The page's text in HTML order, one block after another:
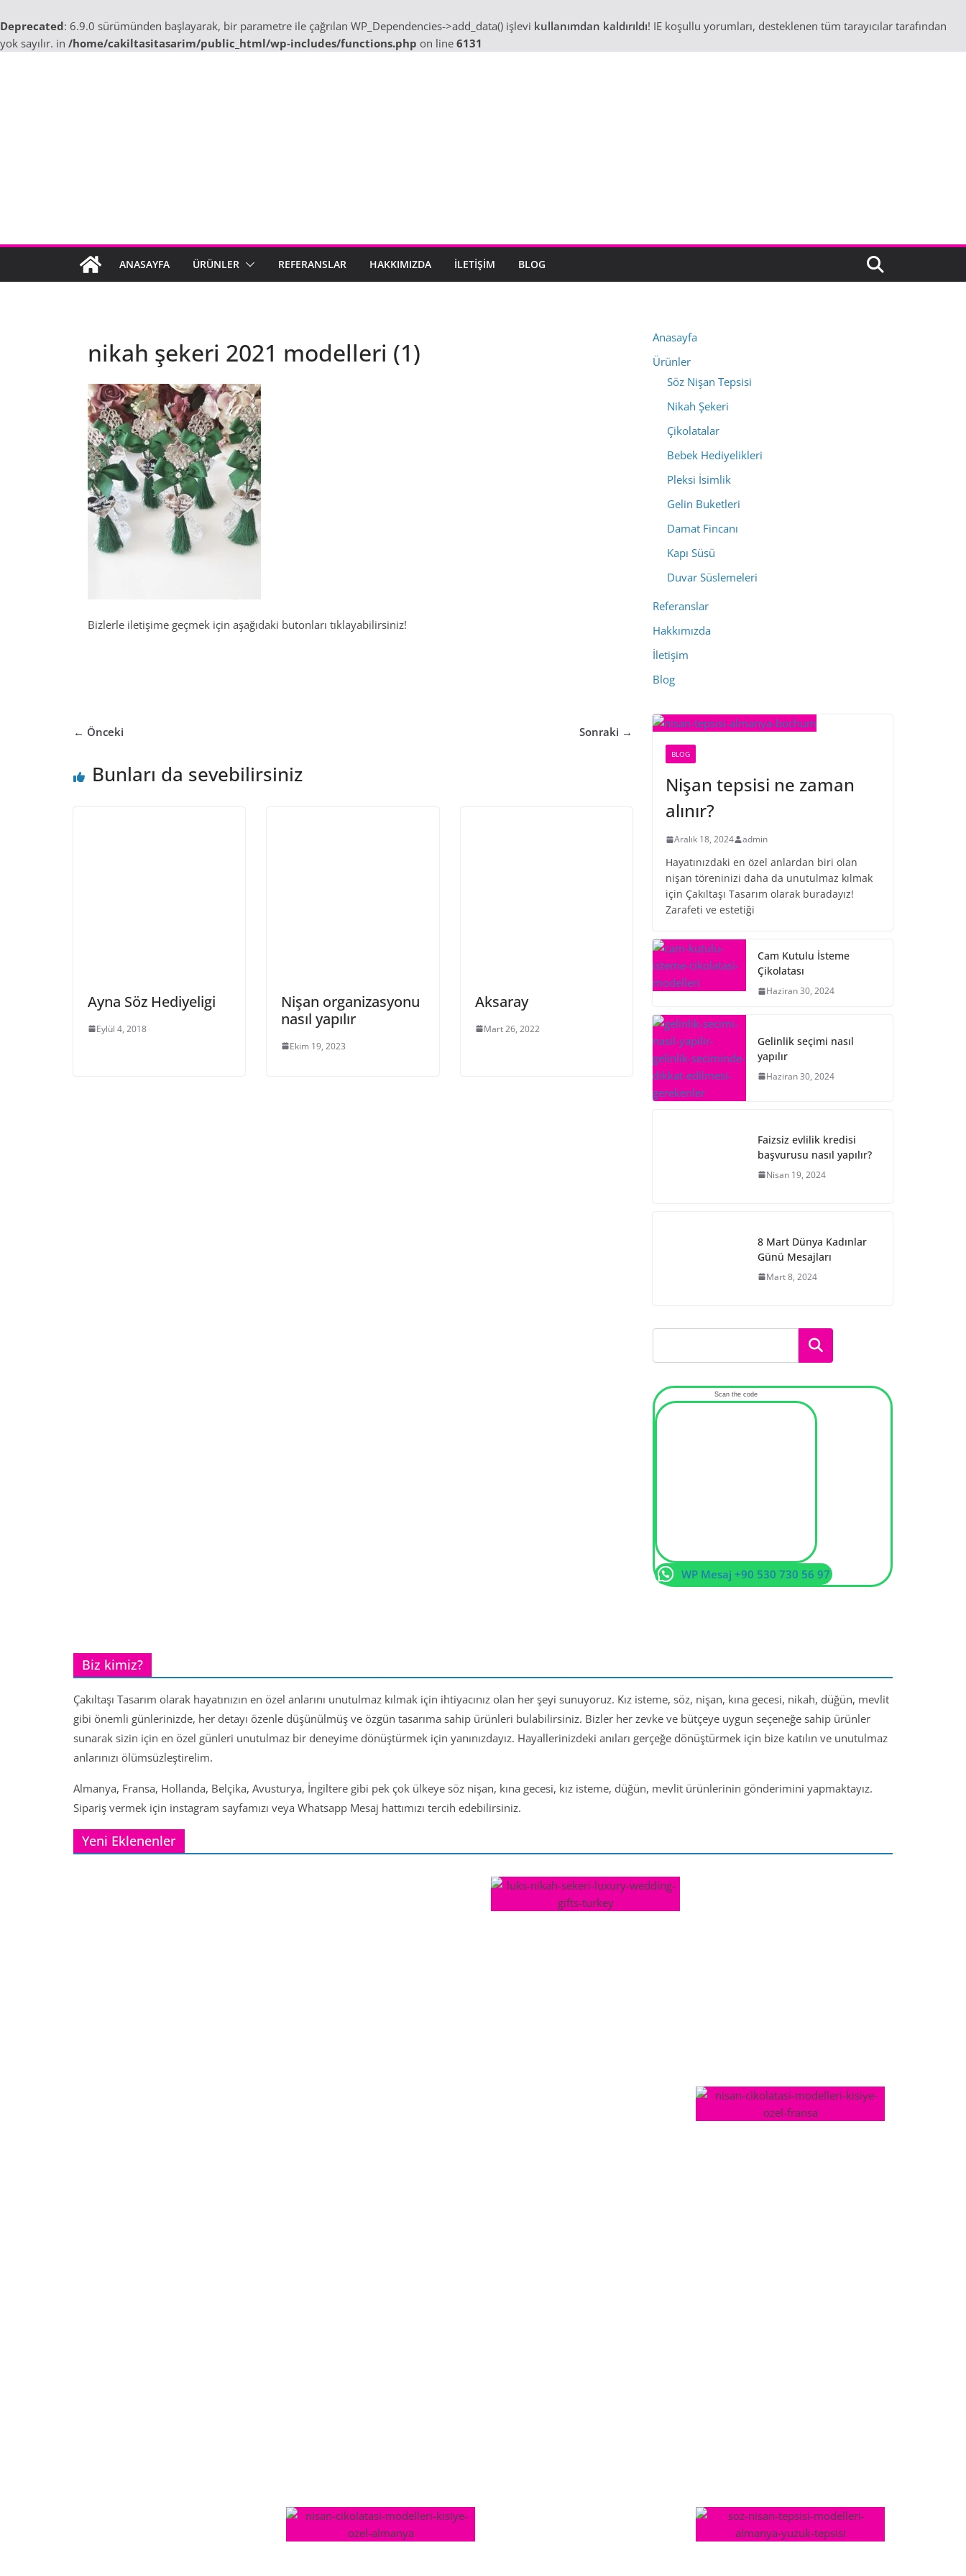
Deprecated: 6.9.0 sürümünden başlayarak, bir parametre ile çağrılan WP_Dependencies->add_data() işlevi kullanımdan kaldırıldı! IE koşullu yorumları, desteklenen tüm tarayıcılar tarafından
yok sayılır. in /home/cakiltasitasarim/public_html/wp-includes/functions.php on line 6131
ANASAYFA ÜRÜNLER REFERANSLAR HAKKIMIZDA İLETIŞIM BLOG
nikah şekeri 2021 modelleri (1)
Bizlerle iletişime geçmek için aşağıdaki butonları tıklayabilirsiniz!
← Önceki Sonraki →
Bunları da sevebilirsiniz
Ayna Söz Hediyeligi
Eylül 4, 2018
Nişan organizasyonu
nasıl yapılır
Ekim 19, 2023
Aksaray
Mart 26, 2022
Anasayfa
Ürünler
Söz Nişan Tepsisi
Nikah Şekeri
Çikolatalar
Bebek Hediyelikleri
Pleksi İsimlik
Gelin Buketleri
Damat Fincanı
Kapı Süsü
Duvar Süslemeleri
Referanslar
Hakkımızda
İletişim
Blog
BLOG
Nişan tepsisi ne zaman
alınır?
Aralık 18, 2024 admin
Hayatınızdaki en özel anlardan biri olan
nişan töreninizi daha da unutulmaz kılmak
için Çakıltaşı Tasarım olarak buradayız!
Zarafeti ve estetiği
Cam Kutulu İsteme
Çikolatası
Haziran 30, 2024
Gelinlik seçimi nasıl
yapılır
Haziran 30, 2024
Faizsiz evlilik kredisi
başvurusu nasıl yapılır?
Nisan 19, 2024
8 Mart Dünya Kadınlar
Günü Mesajları
Mart 8, 2024
Ara
Scan the code
WP Mesaj +90 530 730 56 97
Biz kimiz?
Çakıltaşı Tasarım olarak hayatınızın en özel anlarını unutulmaz kılmak için ihtiyacınız olan her şeyi sunuyoruz. Kız isteme, söz, nişan, kına gecesi, nikah, düğün, mevlit
gibi önemli günlerinizde, her detayı özenle düşünülmüş ve özgün tasarıma sahip ürünleri bulabilirsiniz. Bizler her zevke ve bütçeye uygun seçeneğe sahip ürünler
sunarak sizin için en özel günleri unutulmaz bir deneyime dönüştürmek için yanınızdayız. Hayallerinizdeki anıları gerçeğe dönüştürmek için bize katılın ve unutulmaz
anlarınızı ölümsüzleştirelim.
Almanya, Fransa, Hollanda, Belçika, Avusturya, İngiltere gibi pek çok ülkeye söz nişan, kına gecesi, kız isteme, düğün, mevlit ürünlerinin gönderimini yapmaktayız.
Sipariş vermek için instagram sayfamızı veya Whatsapp Mesaj hattımızı tercih edebilirsiniz.
Yeni Eklenenler